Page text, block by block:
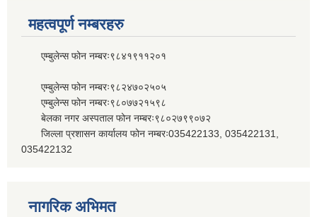
महत्वपूर्ण नम्बरहरु
एम्बुलेन्स फोन नम्बरः९८४१९११२०१
एम्बुलेन्स फोन नम्बरः९८२४७०२५०५
एम्बुलेन्स फोन नम्बरः९८०७७२१५९८
बेलका नगर अस्पताल फोन नम्बरः९८०२७९९०७२
जिल्ला प्रशासन कार्यालय फोन नम्बरः035422133, 035422131,
035422132
नागरिक अभिमत